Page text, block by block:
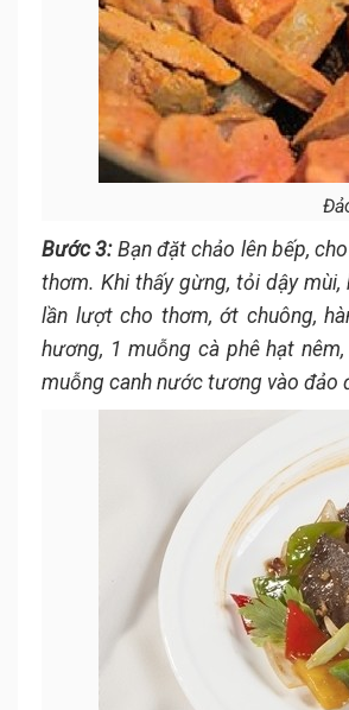
Bước 3:Bạn đặt chảo lên bếp,
thơm. Khi thấy gừng, tỏi dậy mùi,
lần lượt cho thơm, ớt chuông,
hương, 1 muỗng cà phê hạt
muỗng canh nước tương vào đảo